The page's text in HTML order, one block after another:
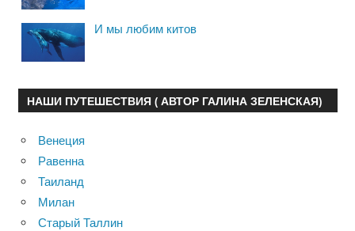
И мы любим китов
НАШИ ПУТЕШЕСТВИЯ ( АВТОР ГАЛИНА ЗЕЛЕНСКАЯ)
Венеция
Равенна
Таиланд
Милан
Старый Таллин